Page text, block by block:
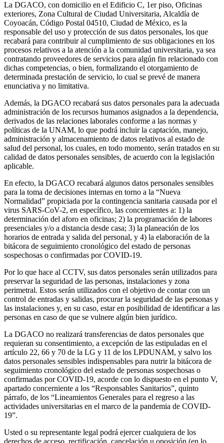
La DGACO, con domicilio en el Edificio C, 1er piso, Oficinas
exteriores, Zona Cultural de Ciudad Universitaria, Alcaldía de
Coyoacán, Código Postal 04510, Ciudad de México, es la
responsable del uso y protección de sus datos personales, los que
recabará para contribuir al cumplimiento de sus obligaciones en los
procesos relativos a la atención a la comunidad universitaria, ya sea
contratando proveedores de servicios para algún fin relacionado con
dichas competencias, o bien, formalizando el otorgamiento de
determinada prestación de servicio, lo cual se prevé de manera
enunciativa y no limitativa.
Además, la DGACO recabará sus datos personales para la adecuada
administración de los recursos humanos asignados a la dependencia,
derivados de las relaciones laborales conforme a las normas y
políticas de la UNAM, lo que podrá incluir la captación, manejo,
administración y almacenamiento de datos relativos al estado de
salud del personal, los cuales, en todo momento, serán tratados en su
calidad de datos personales sensibles, de acuerdo con la legislación
aplicable.
En efecto, la DGACO recabará algunos datos personales sensibles
para la toma de decisiones internas en torno a la “Nueva
Normalidad” propiciada por la contingencia sanitaria causada por el
virus SARS-CoV-2, en específico, las concernientes a: 1) la
determinación del aforo en oficinas; 2) la programación de labores
presenciales y/o a distancia desde casa; 3) la planeación de los
horarios de entrada y salida del personal, y 4) la elaboración de la
bitácora de seguimiento cronológico del estado de personas
sospechosas o confirmadas por COVID-19.
Por lo que hace al CCTV, sus datos personales serán utilizados para
preservar la seguridad de las personas, instalaciones y zona
perimetral. Estos serán utilizados con el objetivo de contar con un
control de entradas y salidas, procurar la seguridad de las personas y
las instalaciones y, en su caso, estar en posibilidad de identificar a las
personas en caso de que se vulnere algún bien jurídico.
La DGACO no realizará transferencias de datos personales que
requieran su consentimiento, a excepción de las estipuladas en el
artículo 22, 66 y 70 de la LG y 11 de los LPDUNAM, y salvo los
datos personales sensibles indispensables para nutrir la bitácora de
seguimiento cronológico del estado de personas sospechosas o
confirmadas por COVID-19, acorde con lo dispuesto en el punto V,
apartado concerniente a los “Responsables Sanitarios”, quinto
párrafo, de los “Lineamientos Generales para el regreso a las
actividades universitarias en el marco de la pandemia de COVID-
19”.
Usted o su representante legal podrá ejercer cualquiera de los